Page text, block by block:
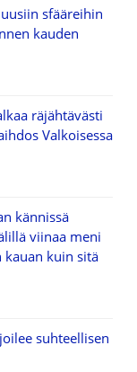
sfääreihin
kauden
räjähtävästi
Valkoisessa
kännissä
viinaa meni
kauan kuin sitä
suhteellisen